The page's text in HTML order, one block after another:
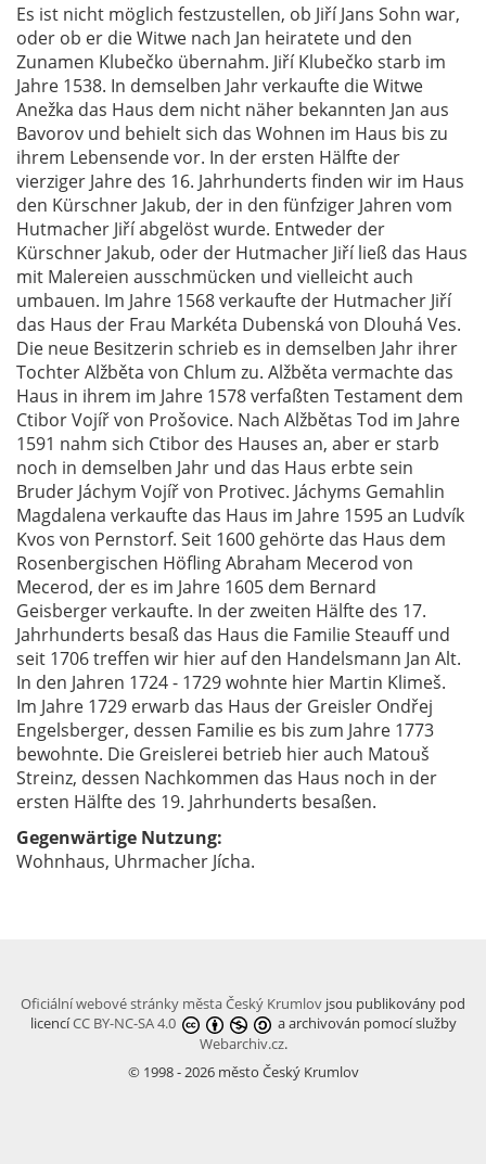
Es ist nicht möglich festzustellen, ob Jiří Jans Sohn war,
oder ob er die Witwe nach Jan heiratete und den
Zunamen Klubečko übernahm. Jiří Klubečko starb im
Jahre 1538. In demselben Jahr verkaufte die Witwe
Anežka das Haus dem nicht näher bekannten Jan aus
Bavorov und behielt sich das Wohnen im Haus bis zu
ihrem Lebensende vor. In der ersten Hälfte der
vierziger Jahre des 16. Jahrhunderts finden wir im Haus
den Kürschner Jakub, der in den fünfziger Jahren vom
Hutmacher Jiří abgelöst wurde. Entweder der
Kürschner Jakub, oder der Hutmacher Jiří ließ das Haus
mit Malereien ausschmücken und vielleicht auch
umbauen. Im Jahre 1568 verkaufte der Hutmacher Jiří
das Haus der Frau Markéta Dubenská von Dlouhá Ves.
Die neue Besitzerin schrieb es in demselben Jahr ihrer
Tochter Alžběta von Chlum zu. Alžběta vermachte das
Haus in ihrem im Jahre 1578 verfaßten Testament dem
Ctibor Vojíř von Prošovice. Nach Alžbětas Tod im Jahre
1591 nahm sich Ctibor des Hauses an, aber er starb
noch in demselben Jahr und das Haus erbte sein
Bruder Jáchym Vojíř von Protivec. Jáchyms Gemahlin
Magdalena verkaufte das Haus im Jahre 1595 an Ludvík
Kvos von Pernstorf. Seit 1600 gehörte das Haus dem
Rosenbergischen Höfling Abraham Mecerod von
Mecerod, der es im Jahre 1605 dem Bernard
Geisberger verkaufte. In der zweiten Hälfte des 17.
Jahrhunderts besaß das Haus die Familie Steauff und
seit 1706 treffen wir hier auf den Handelsmann Jan Alt.
In den Jahren 1724 - 1729 wohnte hier Martin Klimeš.
Im Jahre 1729 erwarb das Haus der Greisler Ondřej
Engelsberger, dessen Familie es bis zum Jahre 1773
bewohnte. Die Greislerei betrieb hier auch Matouš
Streinz, dessen Nachkommen das Haus noch in der
ersten Hälfte des 19. Jahrhunderts besaßen.
Gegenwärtige Nutzung:
Wohnhaus, Uhrmacher Jícha.
Oficiální webové stránky města Český Krumlov jsou publikovány pod
licencíCC BY-NC-SA 4.0
a archivován pomocí služby
Webarchiv.cz.
© 1998 - 2026 město Český Krumlov